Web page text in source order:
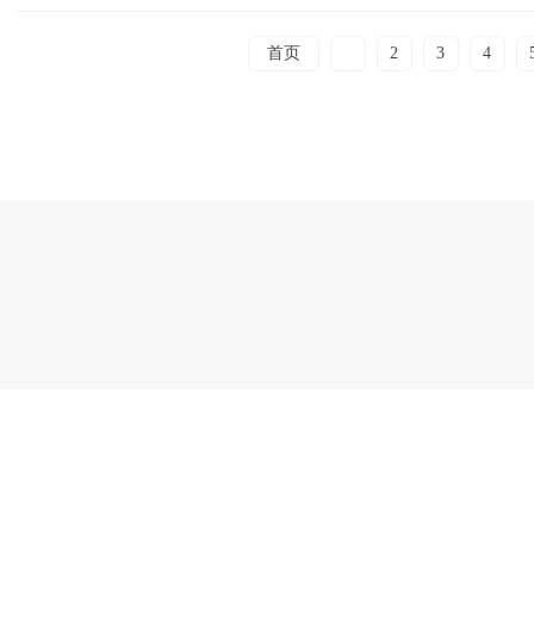
首页 2 3 4